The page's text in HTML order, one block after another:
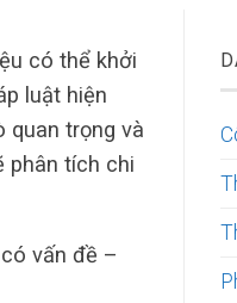
có thể khởi
luật hiện
quan trọng và
phân tích chi
vấn đề –